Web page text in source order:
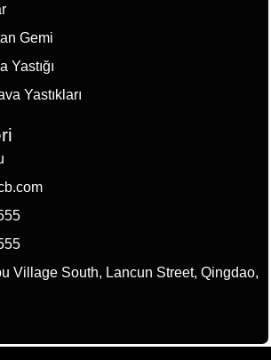
Gemi
Yastığı
Yastıkları
Village South, Lancun Street, Qingdao,